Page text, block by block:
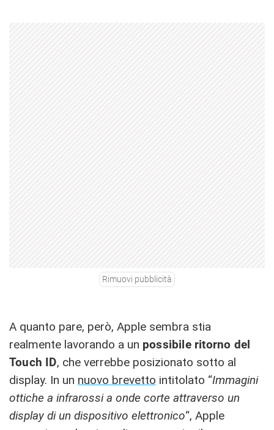
Rimuovi pubblicità
A quanto pare, però, Apple sembra stia
realmente lavorando a un possibile ritorno del
Touch ID, che verrebbe posizionato sotto al
display. In un nuovo brevetto intitolato “Immagini
ottiche a infrarossi a onde corte attraverso un
display di un dispositivo elettronico“, Apple